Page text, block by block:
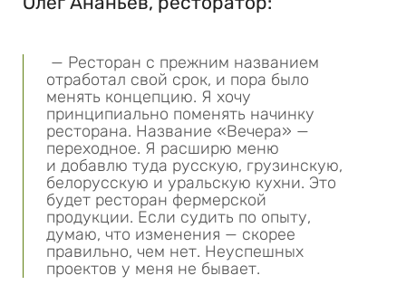
— Ресторан с прежним названием
отработал свой срок, и пора было
менять концепцию. Я хочу
принципиально поменять начинку
ресторана. Название «Вечера» —
переходное. Я расширю меню
и добавлю туда русскую, грузинскую,
белорусскую и уральскую кухни. Это
будет ресторан фермерской
продукции. Если судить по опыту,
думаю, что изменения — скорее
правильно, чем нет. Неуспешных
проектов у меня не бывает.